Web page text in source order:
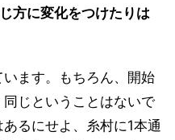
方に変化をつけたりは
ます。もちろん、開始
じということはないで
るにせよ、糸村に1本通